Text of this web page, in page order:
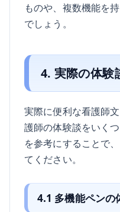
ものや、複数機能を
でしょう。
4. 実際の体験
実際に便利な看護師
護師の体験談をいく
を参考にすることで
てください。
4.1 多機能ペンの